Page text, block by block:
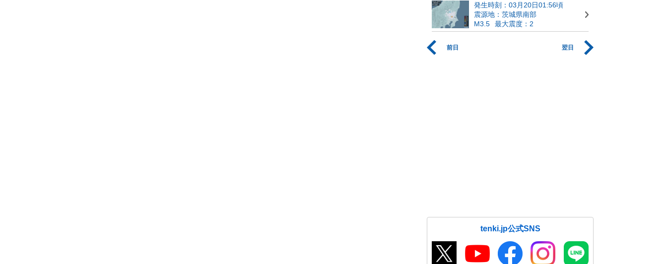
発生時刻：03月20日01:56頃
震源地：茨城県南部
M3.5
最大震度：2
前日 翌日
tenki.jp公式SNS